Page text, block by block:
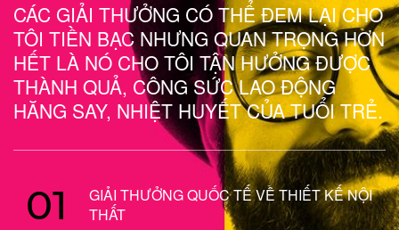
CÁC GIẢI THƯỞNG CÓ THỂ ĐEM LẠI CHO
TÔI TIỀN BẠC NHƯNG QUAN TRỌNG HƠN
HẾT LÀ NÓ CHO TÔI TẬN HƯỞNG ĐƯỢC
THÀNH QUẢ, CÔNG SỨC LAO ĐỘNG
HĂNG SAY, NHIỆT HUYẾT CỦA TUỔI TRẺ.
01
GIẢI THƯỞNG QUỐC TẾ VỀ THIẾT KẾ NỘI
THẤT